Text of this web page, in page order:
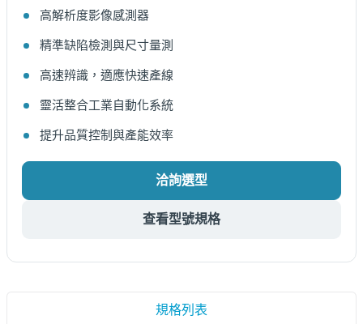
高解析度影像感測器
精準缺陷檢測與尺寸量測
高速辨識，適應快速產線
靈活整合工業自動化系統
提升品質控制與產能效率
洽詢選型
查看型號規格
規格列表